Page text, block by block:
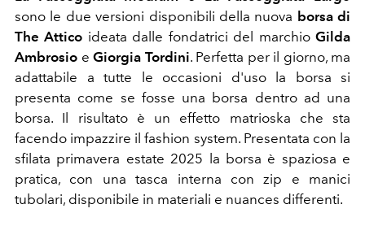
sono le due versioni disponibili della nuova borsa di
The Attico ideata dalle fondatrici del marchioGilda
Ambrosio e Giorgia Tordini. Perfetta per il giorno, ma
adattabile a tutte le occasioni d'uso la borsa si
presenta come se fosse una borsa dentro ad una
borsa. Il risultato è un effetto matrioska che sta
facendo impazzire il fashion system. Presentata con la
sfilata primavera estate 2025 la borsa è spaziosa e
pratica, con una tasca interna con zip e manici
tubolari, disponibile in materiali e nuances differenti.